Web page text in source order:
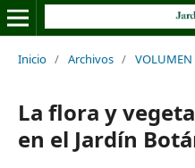
Inicio / Archivos / VOLUMEN
La flora y
en el Jardín